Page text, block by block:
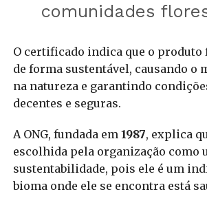
comunidades
O certificado indica que o
de forma sustentável, causando o
na natureza e garantindo
decentes e seguras.
A ONG, fundada em 1987, explica
escolhida pela organização como
sustentabilidade, pois ele é um
bioma onde ele se encontra está